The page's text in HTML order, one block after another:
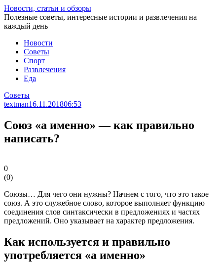
Перейти
к
статье
Новости, статьи и обзоры
Полезные советы, интересные истории и развлечения на
каждый день
Новости
Советы
Спорт
Развлечения
Еда
Советы
textman16.11.201806:53
Союз «а именно» — как правильно
написать?
0
(0)
Союзы… Для чего они нужны? Начнем с того, что это такое
союз. А это служебное слово, которое выполняет функцию
соединения слов синтаксически в предложениях и частях
предложений. Оно указывает на характер предложения.
Как используется и правильно
употребляется «а именно»